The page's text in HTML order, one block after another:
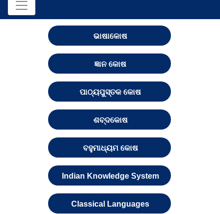
ଭାଷାକୋଷ
ଜ୍ଞାନ କୋଷ
ପାଠ୍ୟପୁସ୍ତକ କୋଷ
ଶବ୍ଦକୋଷ
ବହୁମାଧ୍ୟମ କୋଷ
Indian Knowledge System
Classical Languages